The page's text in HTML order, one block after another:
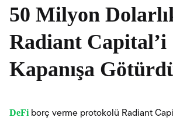
50 Milyon
Radiant Capital’i
Kapanışa
DeFiborç verme protokolü Radiant